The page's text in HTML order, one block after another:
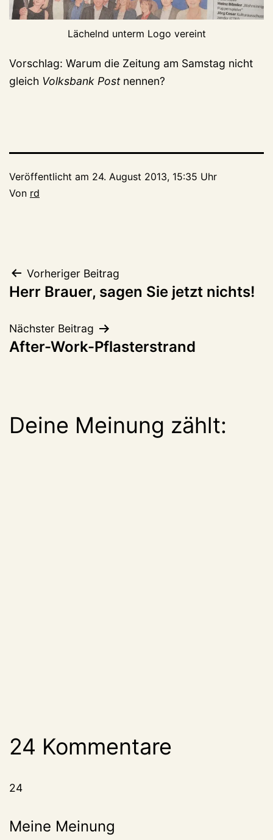
Lächelnd unterm Logo vereint
Vorschlag: Warum die Zeitung am Samstag nicht
gleich Volksbank Postnennen?
Veröffentlicht am 24. August 2013, 15:35 Uhr
Von rd
Beitragsnavigation
Vorheriger Beitrag
Herr Brauer, sagen Sie jetzt nichts!
Nächster Beitrag
After-Work-Pflasterstrand
Deine Meinung zählt:
24 Kommentare
24
Meine Meinung